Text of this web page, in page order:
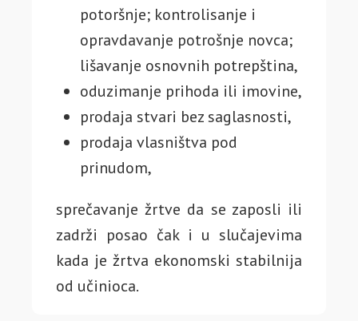
potoršnje; kontrolisanje i
opravdavanje potrošnje novca;
lišavanje osnovnih potrepština,
oduzimanje prihoda ili imovine,
prodaja stvari bez saglasnosti,
prodaja vlasništva pod
prinudom,
sprečavanje žrtve da se zaposli ili
zadrži posao čak i u slučajevima
kada je žrtva ekonomski stabilnija
od učinioca.